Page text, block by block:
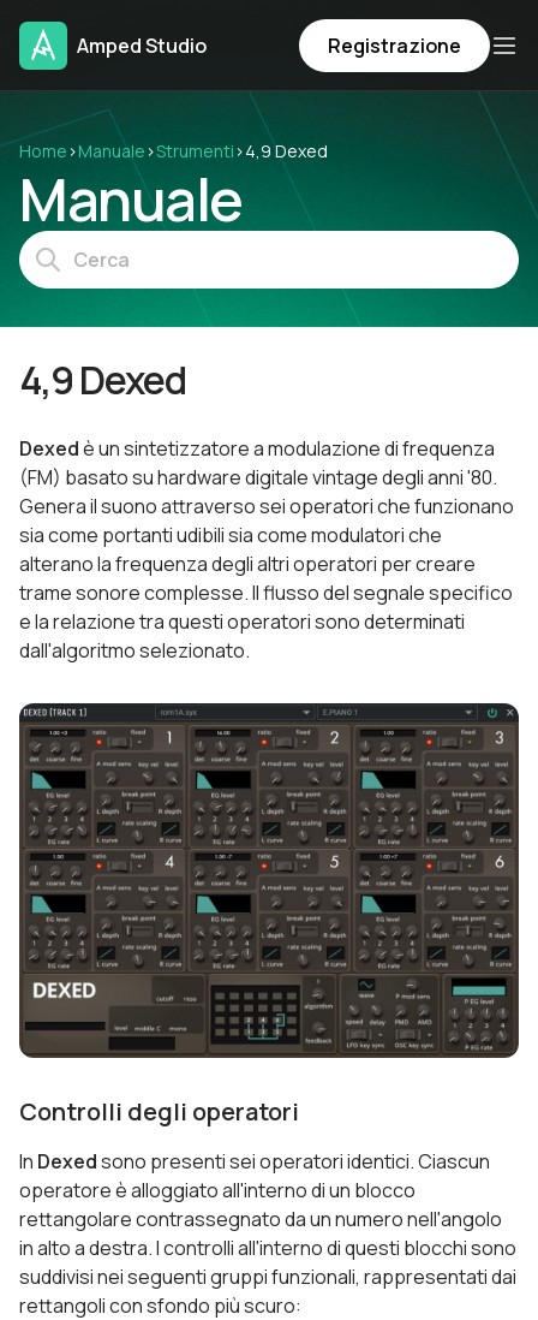
Amped Studio Registrazione
Home ›Manuale ›Strumenti ›4,9 Dexed
Manuale
4,9 Dexed
Dexedè un sintetizzatore a modulazione di frequenza
(FM) basato su hardware digitale vintage degli anni '80.
Genera il suono attraverso sei operatori che funzionano
sia come portanti udibili sia come modulatori che
alterano la frequenza degli altri operatori per creare
trame sonore complesse. Il flusso del segnale specifico
e la relazione tra questi operatori sono determinati
dall'algoritmo selezionato.
Controlli degli operatori
In Dexedsono presenti sei operatori identici. Ciascun
operatore è alloggiato all'interno di un blocco
rettangolare contrassegnato da un numero nell'angolo
in alto a destra. I controlli all'interno di questi blocchi sono
suddivisi nei seguenti gruppi funzionali, rappresentati dai
rettangoli con sfondo più scuro: